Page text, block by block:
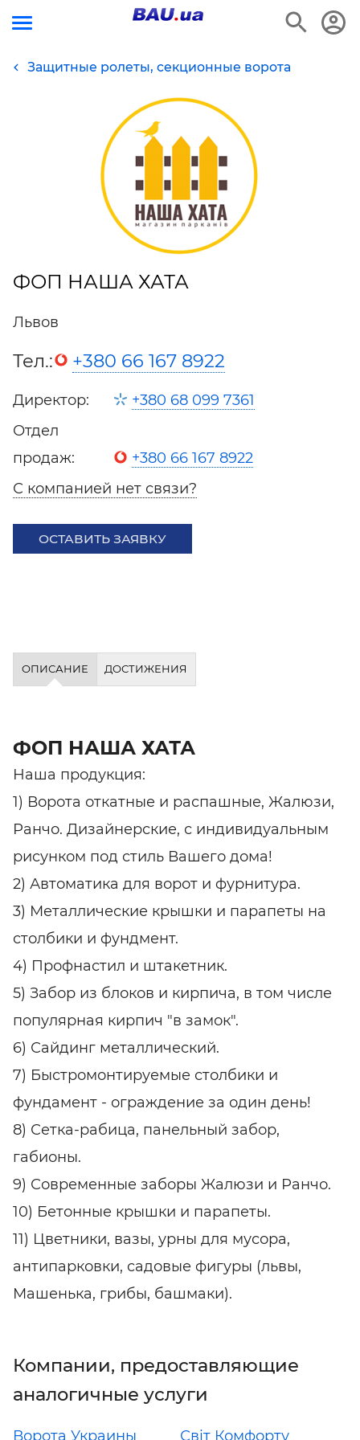
Защитные ролеты, секционные ворота
ФОП НАША ХАТА
Львов
Тел.: +380 66 167 8922
Директор:
+380 68 099 7361
Отдел
продаж:
+380 66 167 8922
С компанией нет связи?
ОСТАВИТЬ ЗАЯВКУ
ОПИСАНИЕ ДОСТИЖЕНИЯ
ФОП НАША ХАТА
Наша продукция:
1) Ворота откатные и распашные, Жалюзи,
Ранчо. Дизайнерские, с индивидуальным
рисунком под стиль Вашего дома!
2) Автоматика для ворот и фурнитура.
3) Металлические крышки и парапеты на
столбики и фундмент.
4) Профнастил и штакетник.
5) Забор из блоков и кирпича, в том числе
популярная кирпич "в замок".
6) Сайдинг металлический.
7) Быстромонтируемые столбики и
фундамент - ограждение за один день!
8) Сетка-рабица, панельный забор,
габионы.
9) Современные заборы Жалюзи и Ранчо.
10) Бетонные крышки и парапеты.
11) Цветники, вазы, урны для мусора,
антипарковки, садовые фигуры (львы,
Машенька, грибы, башмаки).
Компании, предоставляющие
аналогичные услуги
Ворота Украины Світ Комфорту